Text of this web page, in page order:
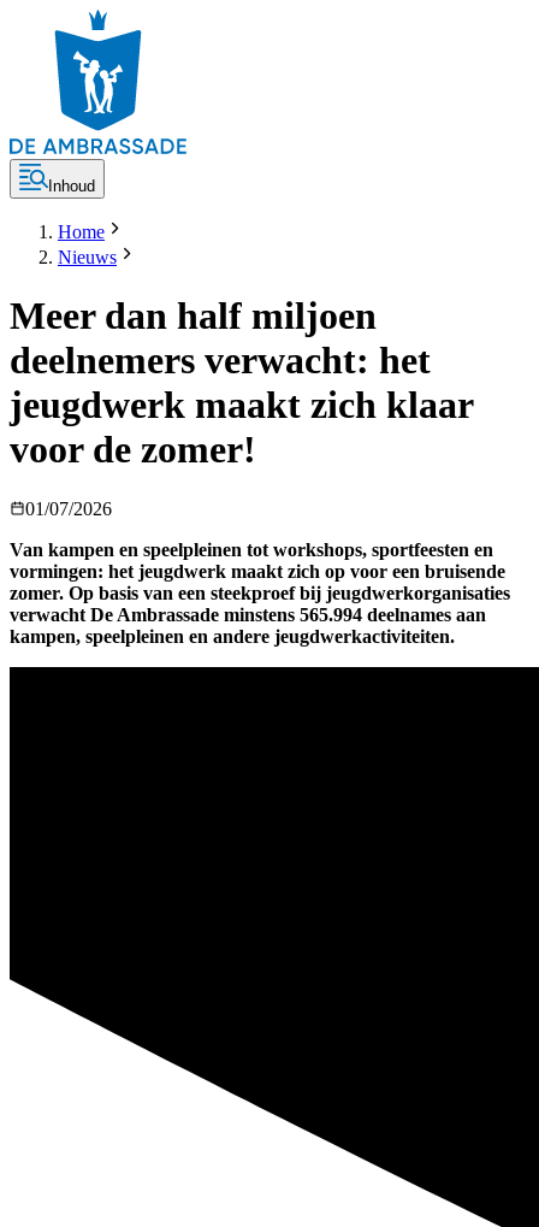
Inhoud
Home
Nieuws
Meer dan half miljoen
deelnemers verwacht: het
jeugdwerk maakt zich klaar
voor de zomer!
01/07/2026
Van kampen en speelpleinen tot workshops, sportfeesten en
vormingen: het jeugdwerk maakt zich op voor een bruisende
zomer. Op basis van een steekproef bij jeugdwerkorganisaties
verwacht De Ambrassade minstens 565.994 deelnames aan
kampen, speelpleinen en andere jeugdwerkactiviteiten.